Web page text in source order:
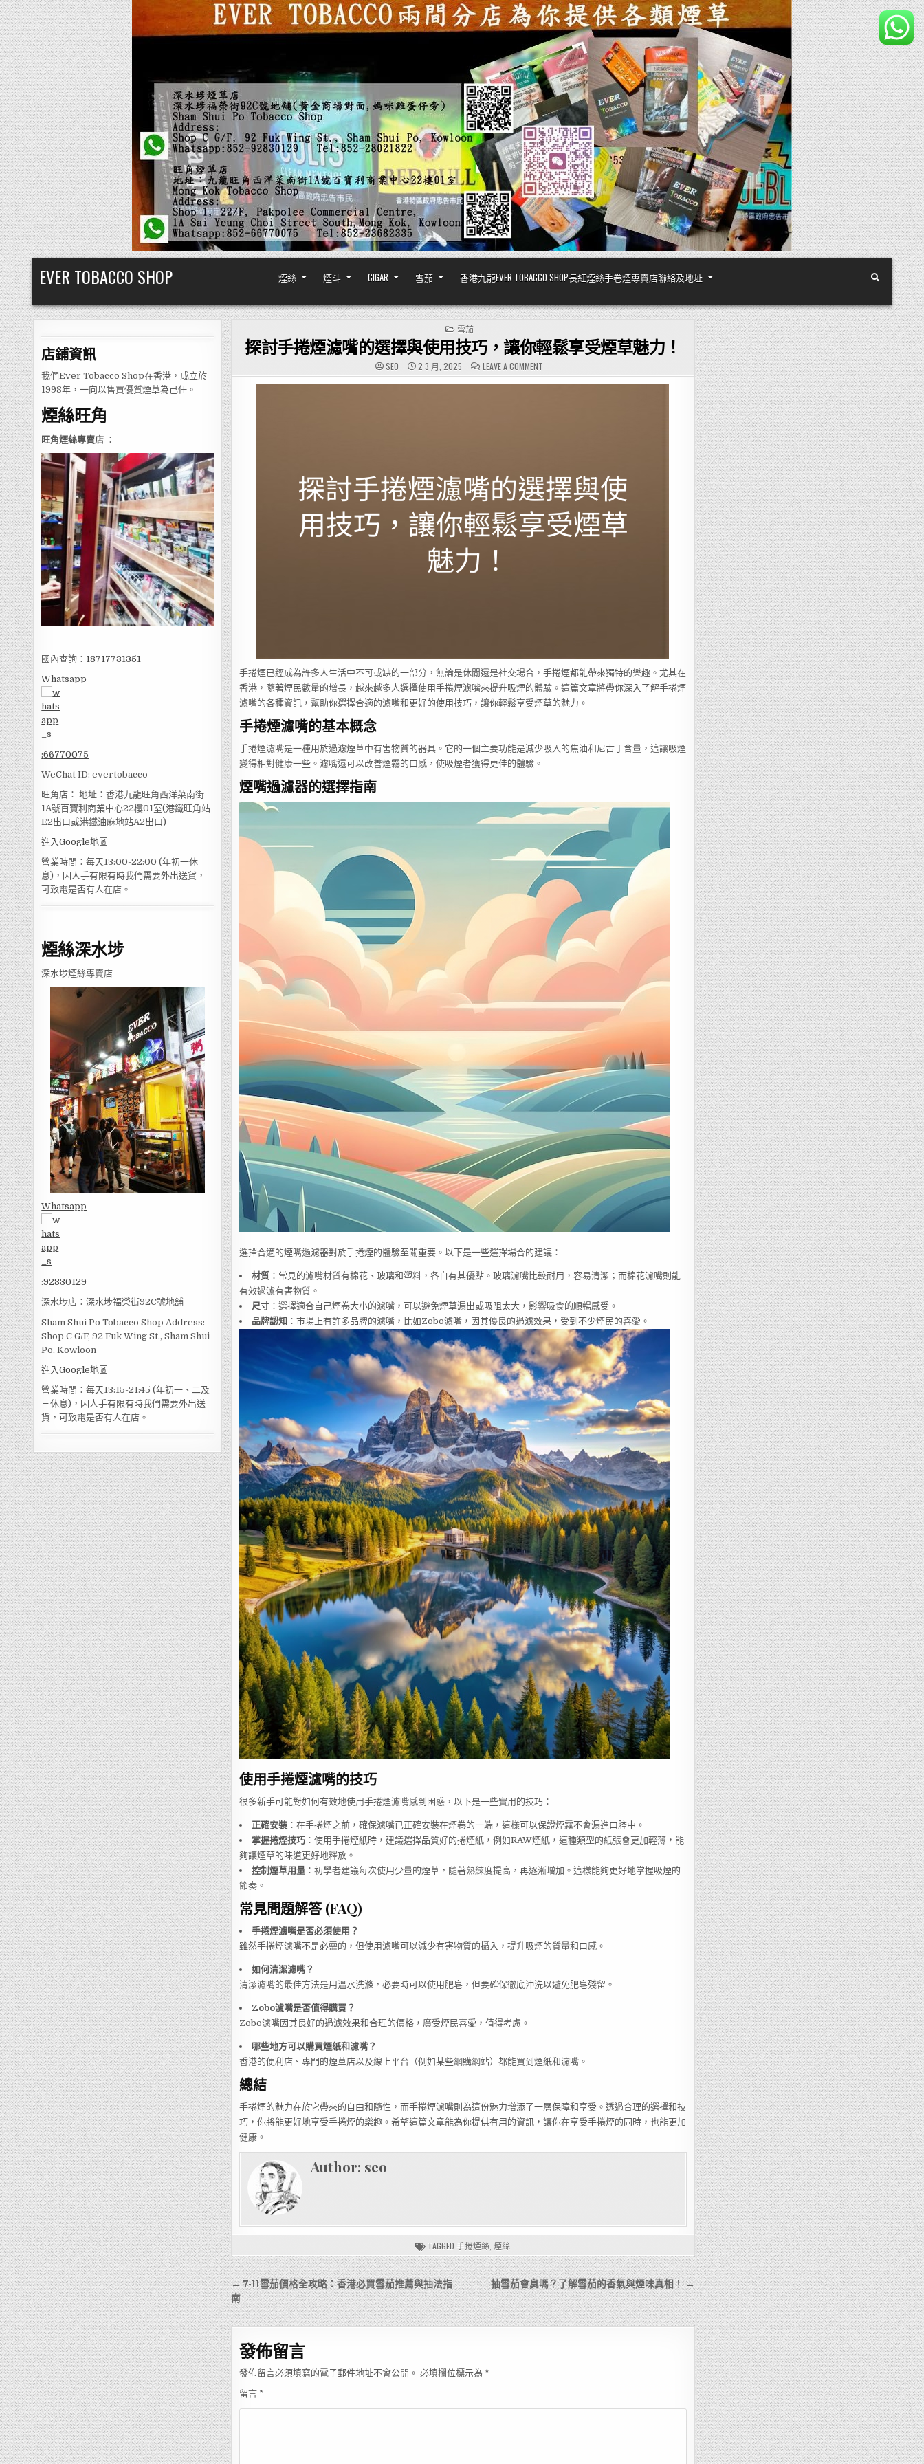
Skip
to
content
EVER TOBACCO SHOP 煙絲 煙斗 CIGAR 雪茄 香港九龍EVER TOBACCO SHOP長紅煙絲手卷煙專賣店聯絡及地址
店鋪資訊
我們Ever Tobacco Shop在香港，成立於
1998年，一向以售買優質煙草為己任。
煙絲旺角
旺角煙絲專賣店 ：
國內查詢： 18717731351
Whatsapp
:66770075
WeChat ID: evertobacco
旺角店： 地址：香港九龍旺角西洋菜南街
1A號百寶利商業中心22樓01室(港鐵旺角站
E2出口或港鐵油麻地站A2出口)
進入Google地圖
營業時間：每天13:00-22:00 (年初一休
息)，因人手有限有時我們需要外出送貨，
可致電是否有人在店。
煙絲深水埗
深水埗煙絲專賣店
Whatsapp
:92830129
深水埗店：深水埗福榮街92C號地舖
Sham Shui Po Tobacco Shop Address:
Shop C G/F, 92 Fuk Wing St., Sham Shui
Po, Kowloon
進入Google地圖
營業時間：每天13:15-21:45 (年初一、二及
三休息)，因人手有限有時我們需要外出送
貨，可致電是否有人在店。
POSTED
IN
雪茄
探討手捲煙濾嘴的選擇與使用技巧，讓你輕鬆享受煙草魅力！
SEO 2 3 月, 2025 LEAVE A COMMENT
探
討
技
巧，
讓
輕
鬆
享
受
手捲煙已經成為許多人生活中不可或缺的一部分，無論是休閒還是社交場合，手捲煙都能帶來獨特的樂趣。尤其在
香港，隨著煙民數量的增長，越來越多人選擇使用手捲煙濾嘴來提升吸煙的體驗。這篇文章將帶你深入了解手捲煙
濾嘴的各種資訊，幫助你選擇合適的濾嘴和更好的使用技巧，讓你輕鬆享受煙草的魅力。
手捲煙濾嘴的基本概念
手捲煙濾嘴是一種用於過濾煙草中有害物質的器具。它的一個主要功能是減少吸入的焦油和尼古丁含量，這讓吸煙
變得相對健康一些。濾嘴還可以改善煙霧的口感，使吸煙者獲得更佳的體驗。
煙嘴過濾器的選擇指南
選擇合適的煙嘴過濾器對於手捲煙的體驗至關重要。以下是一些選擇場合的建議：
材質：常見的濾嘴材質有棉花、玻璃和塑料，各自有其優點。玻璃濾嘴比較耐用，容易清潔；而棉花濾嘴則能
有效過濾有害物質。
尺寸：選擇適合自己煙卷大小的濾嘴，可以避免煙草漏出或吸阻太大，影響吸食的順暢感受。
品牌認知 ：市場上有許多品牌的濾嘴，比如Zobo濾嘴，因其優良的過濾效果，受到不少煙民的喜愛。
使用手捲煙濾嘴的技巧
很多新手可能對如何有效地使用手捲煙濾嘴感到困惑，以下是一些實用的技巧：
正確安裝：在手捲煙之前，確保濾嘴已正確安裝在煙卷的一端，這樣可以保證煙霧不會漏進口腔中。
掌握捲煙技巧：使用手捲煙紙時，建議選擇品質好的捲煙紙，例如RAW煙紙，這種類型的紙張會更加輕薄，能
夠讓煙草的味道更好地釋放。
控制煙草用量：初學者建議每次使用少量的煙草，隨著熟練度提高，再逐漸增加。這樣能夠更好地掌握吸煙的
節奏。
常見問題解答 (FAQ)
手捲煙濾嘴是否必須使用？
雖然手捲煙濾嘴不是必需的，但使用濾嘴可以減少有害物質的攝入，提升吸煙的質量和口感。
如何清潔濾嘴？
清潔濾嘴的最佳方法是用溫水洗滌，必要時可以使用肥皂，但要確保徹底沖洗以避免肥皂殘留。
Zobo濾嘴是否值得購買？
Zobo濾嘴因其良好的過濾效果和合理的價格，廣受煙民喜愛，值得考慮。
哪些地方可以購買煙紙和濾嘴？
香港的便利店、專門的煙草店以及線上平台（例如某些網購網站）都能買到煙紙和濾嘴。
總結
手捲煙的魅力在於它帶來的自由和隨性，而手捲煙濾嘴則為這份魅力增添了一層保障和享受。透過合理的選擇和技
巧，你將能更好地享受手捲煙的樂趣。希望這篇文章能為你提供有用的資訊，讓你在享受手捲煙的同時，也能更加
健康。
Author: seo
TAGGED手捲煙絲 ,煙絲
文
章
導
覽
抽雪茄會臭嗎？了解雪茄的香氣與煙味真相！ →
← 7-11雪茄價格全攻略：香港必買雪茄推薦與抽法指
南
發佈留言
發佈留言必須填寫的電子郵件地址不會公開。 必填欄位標示為 *
留言 *